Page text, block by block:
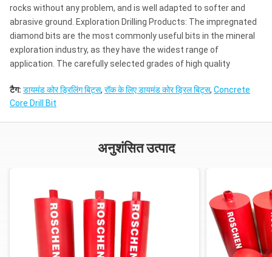
rocks without any problem, and is well adapted to softer and
abrasive ground. Exploration Drilling Products: The impregnated
diamond bits are the most commonly useful bits in the mineral
exploration industry, as they have the widest range of
application. The carefully selected grades of high quality
टैग: डायमंड कोर ड्रिलिंग बिट्स, रॉक के लिए डायमंड कोर ड्रिल बिट्स, Concrete
Core Drill Bit
अनुशंसित उत्पाद